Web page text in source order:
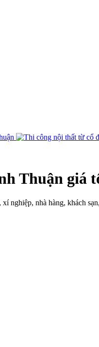
Thuận giá
nghiệp, nhà hàng, khách